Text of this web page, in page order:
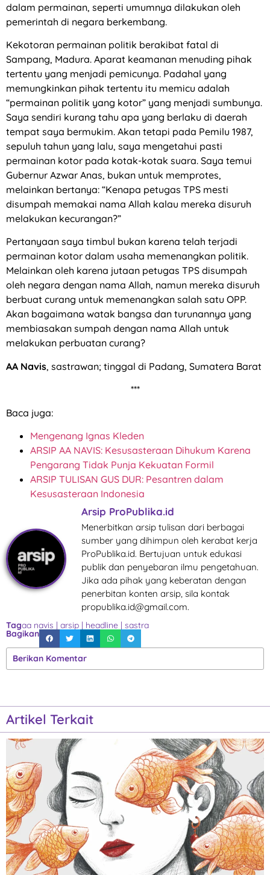
dalam permainan, seperti umumnya dilakukan oleh
pemerintah di negara berkembang.
Kekotoran permainan politik berakibat fatal di
Sampang, Madura. Aparat keamanan menuding pihak
tertentu yang menjadi pemicunya. Padahal yang
memungkinkan pihak tertentu itu memicu adalah
“permainan politik yang kotor” yang menjadi sumbunya.
Saya sendiri kurang tahu apa yang berlaku di daerah
tempat saya bermukim. Akan tetapi pada Pemilu 1987,
sepuluh tahun yang lalu, saya mengetahui pasti
permainan kotor pada kotak-kotak suara. Saya temui
Gubernur Azwar Anas, bukan untuk memprotes,
melainkan bertanya: “Kenapa petugas TPS mesti
disumpah memakai nama Allah kalau mereka disuruh
melakukan kecurangan?”
Pertanyaan saya timbul bukan karena telah terjadi
permainan kotor dalam usaha memenangkan politik.
Melainkan oleh karena jutaan petugas TPS disumpah
oleh negara dengan nama Allah, namun mereka disuruh
berbuat curang untuk memenangkan salah satu OPP.
Akan bagaimana watak bangsa dan turunannya yang
membiasakan sumpah dengan nama Allah untuk
melakukan perbuatan curang?
AA Navis, sastrawan; tinggal di Padang, Sumatera Barat
***
Baca juga:
Mengenang Ignas Kleden
ARSIP AA NAVIS: Kesusasteraan Dihukum Karena
Pengarang Tidak Punja Kekuatan Formil
ARSIP TULISAN GUS DUR: Pesantren dalam
Kesusasteraan Indonesia
Arsip ProPublika.id
Menerbitkan arsip tulisan dari berbagai
sumber yang dihimpun oleh kerabat kerja
ProPublika.id. Bertujuan untuk edukasi
publik dan penyebaran ilmu pengetahuan.
Jika ada pihak yang keberatan dengan
penerbitan konten arsip, sila kontak
propublika.id@gmail.com.
Tagaa navis | arsip | headline | sastra
Bagikan
Berikan Komentar
Artikel Terkait